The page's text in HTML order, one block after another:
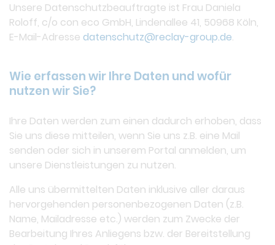
Unsere Datenschutzbeauftragte ist Frau Daniela
Roloff, c/o con eco GmbH, Lindenallee 41, 50968 Köln,
E-Mail-Adresse datenschutz@reclay-group.de.
Wie erfassen wir Ihre Daten und wofür
nutzen wir Sie?
Ihre Daten werden zum einen dadurch erhoben, dass
Sie uns diese mitteilen, wenn Sie uns z.B. eine Mail
senden oder sich in unserem Portal anmelden, um
unsere Dienstleistungen zu nutzen.
Alle uns übermittelten Daten inklusive aller daraus
hervorgehenden personenbezogenen Daten (z.B.
Name, Mailadresse etc.) werden zum Zwecke der
Bearbeitung Ihres Anliegens bzw. der Bereitstellung